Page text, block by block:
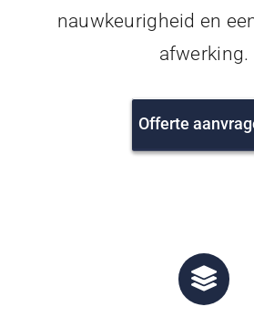
nauwkeurigheid en
afwerking.
Offerte